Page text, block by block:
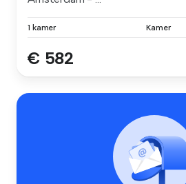
1 kamer Kamer
€ 582